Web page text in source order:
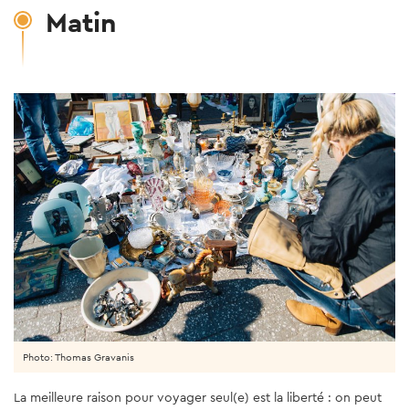
Matin
La meilleure raison pour voyager seul(e) est la liberté : on peut
Photo: Thomas Gravanis